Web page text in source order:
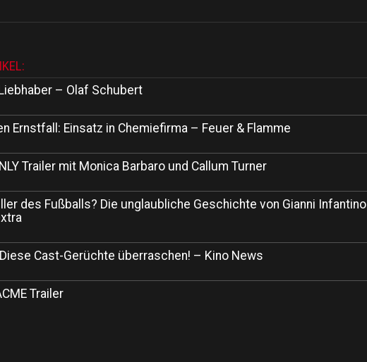
– Olaf Schubert
Ernstfall: Einsatz in Chemiefirma – Feuer & Flamme
Trailer mit Monica Barbaro und Callum Turner
des Fußballs? Die unglaubliche Geschichte von Gianni Infantino |
Cast-Gerüchte überraschen! – Kino News
Trailer